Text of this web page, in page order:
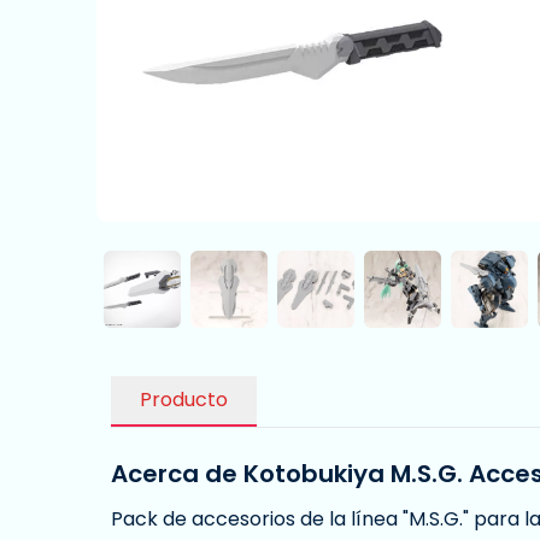
Producto
Acerca de Kotobukiya M.S.G.
Pack de accesorios de la línea "M.S.G." para